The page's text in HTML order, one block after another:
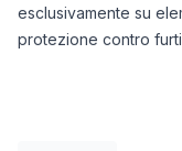
esclusivamente su
protezione contro